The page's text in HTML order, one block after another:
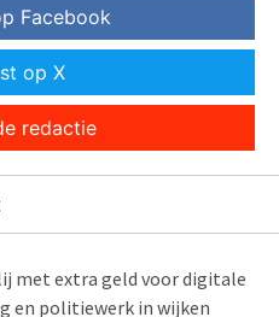
Facebook
op X
redactie
met extra geld voor digitale
en politiewerk in wijken